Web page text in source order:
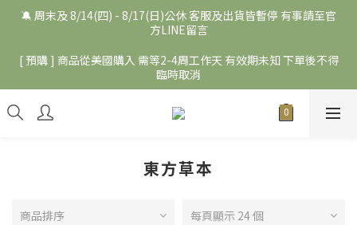
🔕 周末及 8/14(四) - 8/17(日)公休 客服及出貨皆暫停 有事請至官
方LINE留言
[ 預購 ] 商品從美國購入 需等2-4周工作天 有效期未知 下單後不得
臨時取消
東方草本
商品排序 每頁顯示 24 個